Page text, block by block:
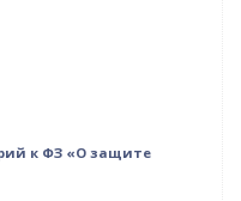
к ФЗ «О защите